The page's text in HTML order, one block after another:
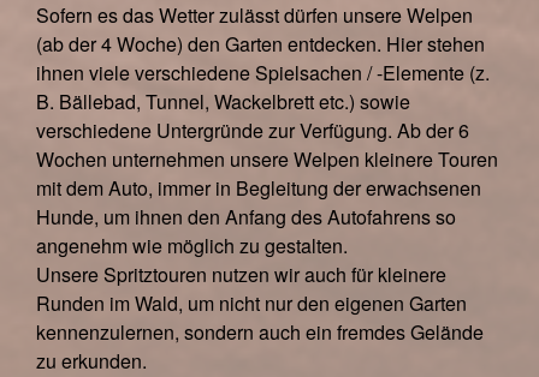
Sofern es das Wetter zulässt dürfen unsere Welpen
(ab der 4 Woche) den Garten entdecken. Hier stehen
ihnen viele verschiedene Spielsachen / -Elemente (z.
B. Bällebad, Tunnel, Wackelbrett etc.) sowie
verschiedene Untergründe zur Verfügung. Ab der 6
Wochen unternehmen unsere Welpen kleinere Touren
mit dem Auto, immer in Begleitung der erwachsenen
Hunde, um ihnen den Anfang des Autofahrens so
angenehm wie möglich zu gestalten.
Unsere Spritztouren nutzen wir auch für kleinere
Runden im Wald, um nicht nur den eigenen Garten
kennenzulernen, sondern auch ein fremdes Gelände
zu erkunden.